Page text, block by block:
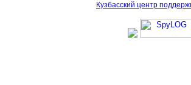
Кузбасский центр